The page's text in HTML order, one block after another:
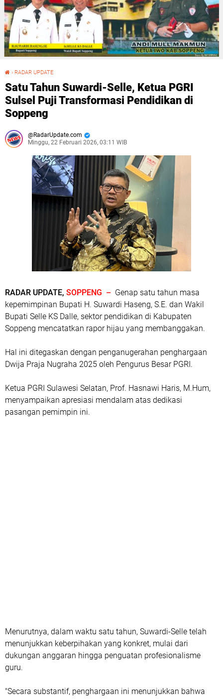
› RADAR UPDATE
Satu Tahun Suwardi-Selle, Ketua PGRI
Sulsel Puji Transformasi Pendidikan di
Soppeng
RadarUpdate.com
Minggu, 22 Februari 2026, 03:11 WIB
RADAR UPDATE, SOPPENG – Genap satu tahun masa
kepemimpinan Bupati H. Suwardi Haseng, S.E. dan Wakil
Bupati Selle KS Dalle, sektor pendidikan di Kabupaten
Soppeng mencatatkan rapor hijau yang membanggakan.
Hal ini ditegaskan dengan penganugerahan penghargaan
Dwija Praja Nugraha 2025 oleh Pengurus Besar PGRI.
Ketua PGRI Sulawesi Selatan, Prof. Hasnawi Haris, M.Hum,
menyampaikan apresiasi mendalam atas dedikasi
pasangan pemimpin ini.
Menurutnya, dalam waktu satu tahun, Suwardi-Selle telah
menunjukkan keberpihakan yang konkret, mulai dari
dukungan anggaran hingga penguatan profesionalisme
guru.
"Secara substantif, penghargaan ini menunjukkan bahwa